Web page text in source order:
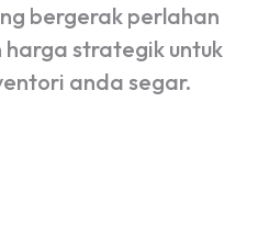
bergerak perlahan
strategik untuk
anda segar.